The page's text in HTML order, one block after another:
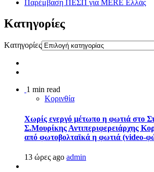
Παρέμβαση ΠΕΣΠ για MERE Ελλάς
Kατηγορίες
Kατηγορίες
1 min read
Κορινθία
Χωρίς ενεργό μέτωπο η φωτιά στο
Σ.Μουρίκης Αντιπεριφερειάρχης
από φωτοβολταϊκά η φωτιά (video-
13 ώρες ago admin